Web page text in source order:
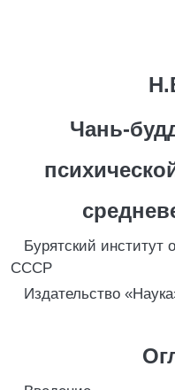
Чань-
Бурятский
СССР
Издательство